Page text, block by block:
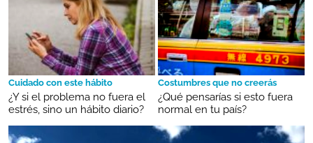
Cuidado con este hábito
¿Y si el problema no fuera el
estrés, sino un hábito diario?
Costumbres que no creerás
¿Qué pensarías si esto fuera
normal en tu país?